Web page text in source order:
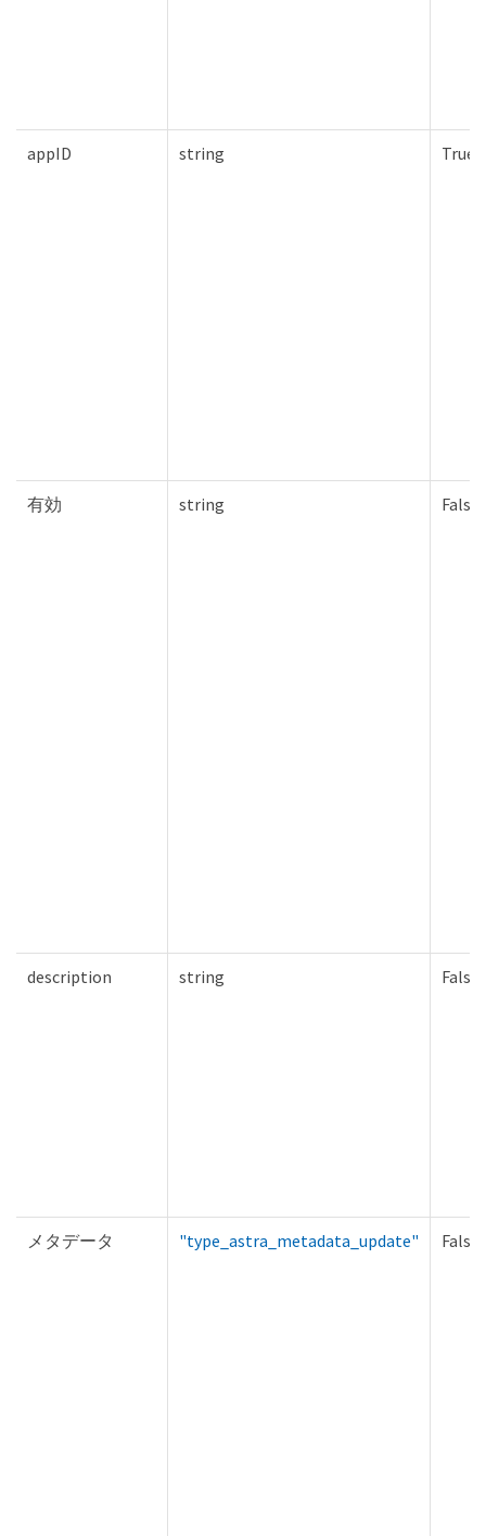
appID string True
有効 string False
description string False
メタデータ "type_astra_metadata_update" False